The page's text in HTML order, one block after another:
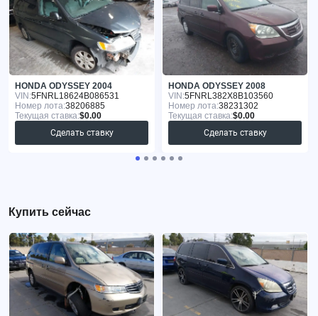
HONDA ODYSSEY 2004
VIN:5FNRL18624B086531
Номер лота:38206885
Текущая ставка:$0.00
Сделать ставку
HONDA ODYSSEY 2008
VIN:5FNRL382X8B103560
Номер лота:38231302
Текущая ставка:$0.00
Сделать ставку
Купить сейчас